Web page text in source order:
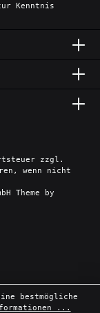
Kenntnis
zzgl.
wenn nicht
Theme by
bestmögliche
...